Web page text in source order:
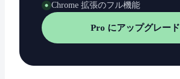
Chrome 拡張のフル機能
Pro にアップグレード